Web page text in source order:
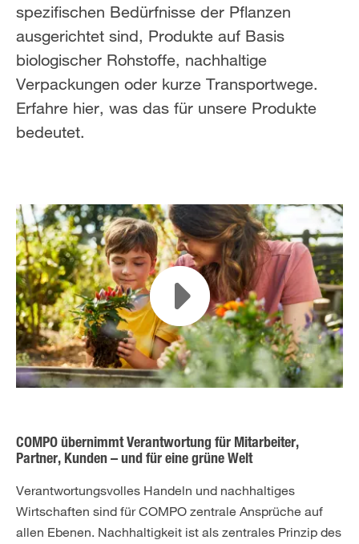
spezifischen Bedürfnisse der Pflanzen
ausgerichtet sind, Produkte auf Basis
biologischer Rohstoffe, nachhaltige
Verpackungen oder kurze Transportwege.
Erfahre hier, was das für unsere Produkte
bedeutet.
COMPO übernimmt Verantwortung für Mitarbeiter,
Partner, Kunden – und für eine grüne Welt
Verantwortungsvolles Handeln und nachhaltiges
Wirtschaften sind für COMPO zentrale Ansprüche auf
allen Ebenen. Nachhaltigkeit ist als zentrales Prinzip des